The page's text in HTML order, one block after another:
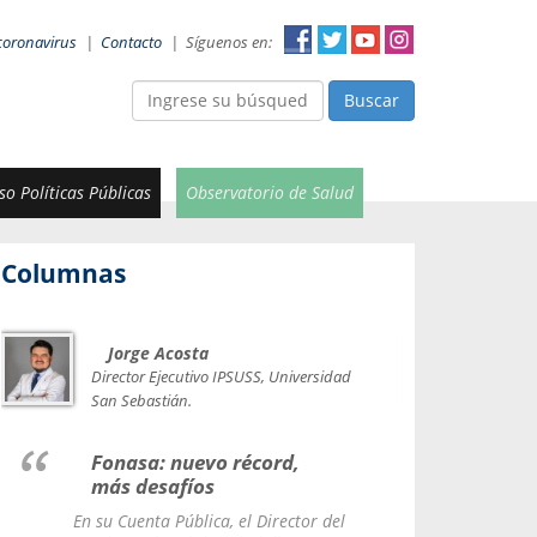
| Contacto | Síguenos en:
Buscar
Políticas Públicas Observatorio de Salud
Columnas
Jorge Acosta
Director Ejecutivo IPSUSS, Universidad
San Sebastián.
Fonasa: nuevo récord,
más desafíos
En su Cuenta Pública, el Director del